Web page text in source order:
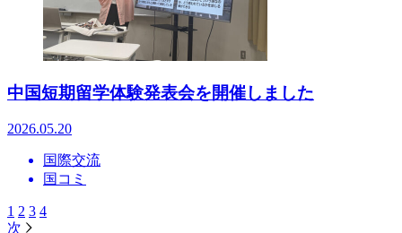
中国短期留学体験発表会を開催しました
2026.05.20
国際交流
国コミ
1 2 3 4
次